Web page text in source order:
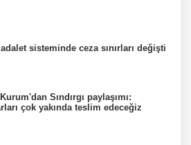
sisteminde ceza sınırları değişti
Sındırgı paylaşımı:
çok yakında teslim edeceğiz